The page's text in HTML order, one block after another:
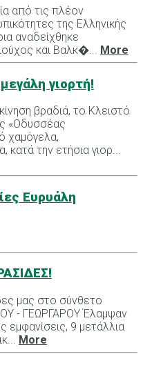
από τις πλέον
της Ελληνικής
αναδείχθηκε
και Βαλκ�... More
γιορτή!
βραδιά, το Κλειστό
«Οδυσσέας
χαμόγελα,
κατά την ετήσια γιορ...
Ευρυάλη
μας στο σύνθετο
- ΓΕΩΡΓΑΡΟΥ Έλαμψαν
εμφανίσεις, 9 μετάλλια
More